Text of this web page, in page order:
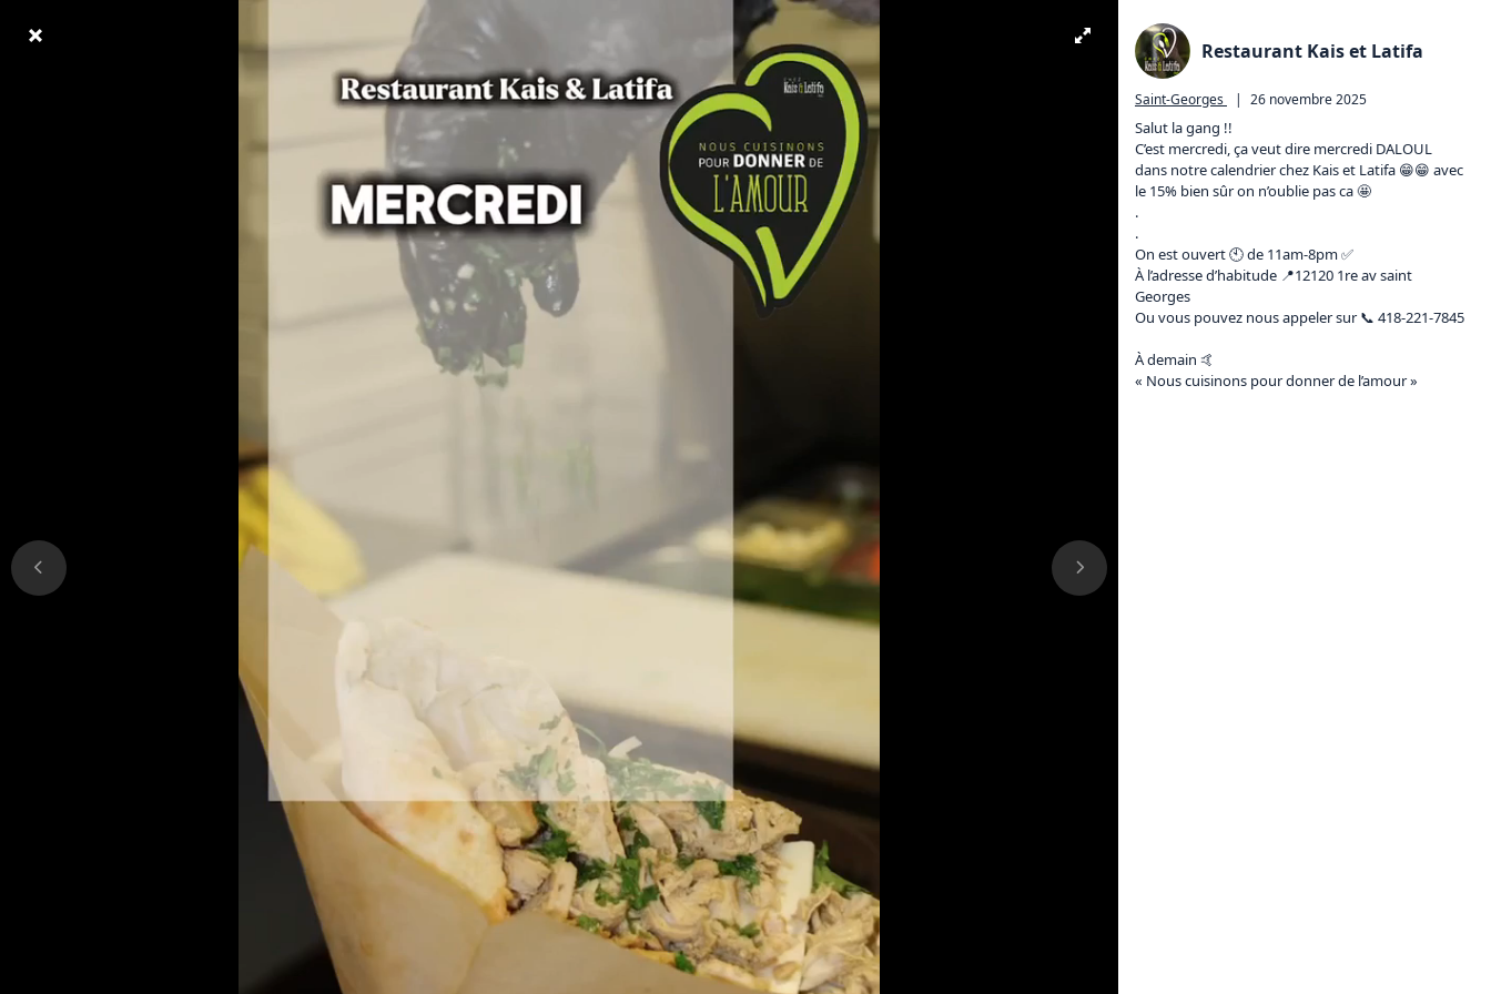
Restaurant Kais et Latifa
Saint-Georges | 26 novembre 2025
Salut la gang !!
C’est mercredi, ça veut dire mercredi DALOUL
dans notre calendrier chez Kais et Latifa 😁😁 avec
le 15% bien sûr on n’oublie pas ca 🤩
.
.
On est ouvert 🕙 de 11am-8pm ✅
À l’adresse d’habitude 📍12120 1re av saint
Georges
Ou vous pouvez nous appeler sur 📞 418-221-7845
À demain 🤙
« Nous cuisinons pour donner de l’amour »